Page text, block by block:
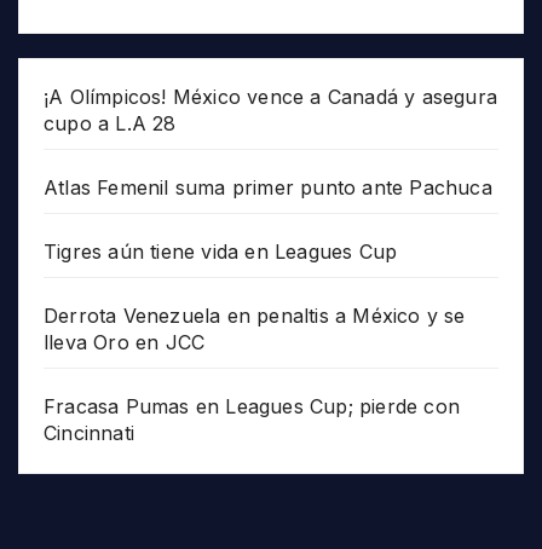
¡A Olímpicos! México vence a Canadá y asegura
cupo a L.A 28
Atlas Femenil suma primer punto ante Pachuca
Tigres aún tiene vida en Leagues Cup
Derrota Venezuela en penaltis a México y se
lleva Oro en JCC
Fracasa Pumas en Leagues Cup; pierde con
Cincinnati